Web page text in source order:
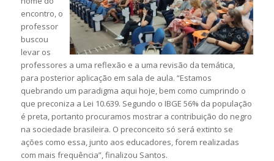
encontro, o
professor
buscou
levar os
professores a uma reflexão e a uma revisão da temática,
para posterior aplicação em sala de aula. “Estamos
quebrando um paradigma aqui hoje, bem como cumprindo o
que preconiza a Lei 10.639. Segundo o IBGE 56% da população
é preta, portanto procuramos mostrar a contribuição do negro
na sociedade brasileira. O preconceito só será extinto se
ações como essa, junto aos educadores, forem realizadas
com mais frequência”, finalizou Santos.